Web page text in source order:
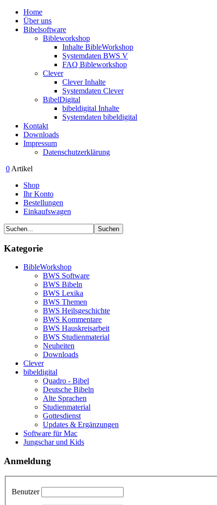
Home
Über uns
Bibelsoftware
Bibleworkshop
Inhalte BibleWorkshop
Systemdaten BWS V
FAQ Bibleworkshop
Clever
Clever Inhalte
Systemdaten Clever
BibelDigital
bibeldigital Inhalte
Systemdaten bibeldigital
Kontakt
Downloads
Impressum
Datenschutzerklärung
0 Artikel
Shop
Ihr Konto
Bestellungen
Einkaufswagen
Kategorie
BibleWorkshop
BWS Software
BWS Bibeln
BWS Lexika
BWS Themen
BWS Heilsgeschichte
BWS Kommentare
BWS Hauskreisarbeit
BWS Studienmaterial
Neuheiten
Downloads
Clever
bibeldigital
Quadro - Bibel
Deutsche Bibeln
Alte Sprachen
Studienmaterial
Gottesdienst
Updates & Ergänzungen
Software für Mac
Jungschar und Kids
Anmeldung
Benutzer